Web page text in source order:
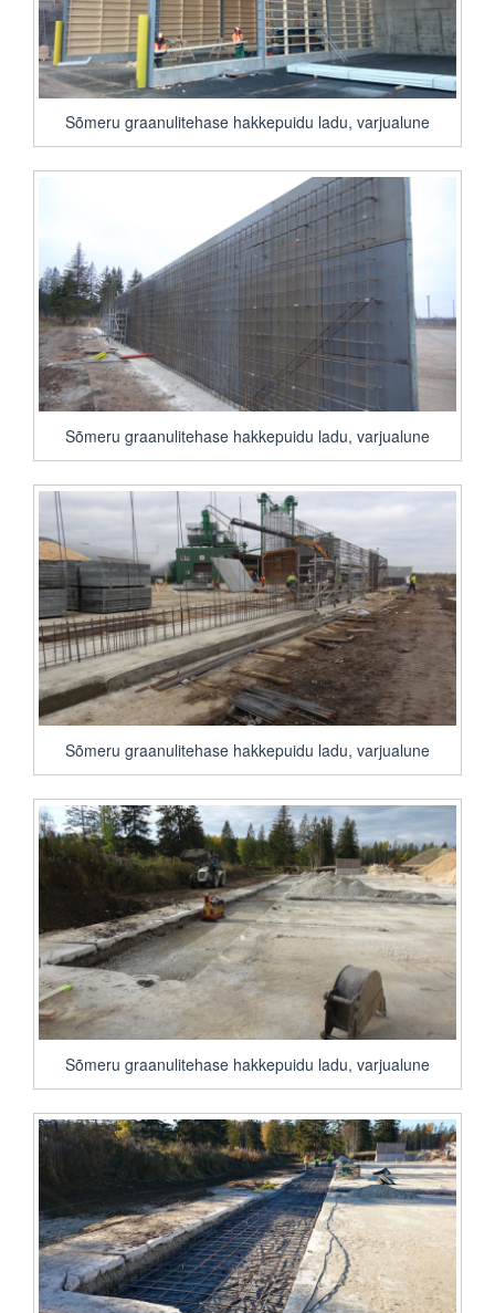
Sõmeru graanulitehase hakkepuidu ladu, varjualune
Sõmeru graanulitehase hakkepuidu ladu, varjualune
Sõmeru graanulitehase hakkepuidu ladu, varjualune
Sõmeru graanulitehase hakkepuidu ladu, varjualune